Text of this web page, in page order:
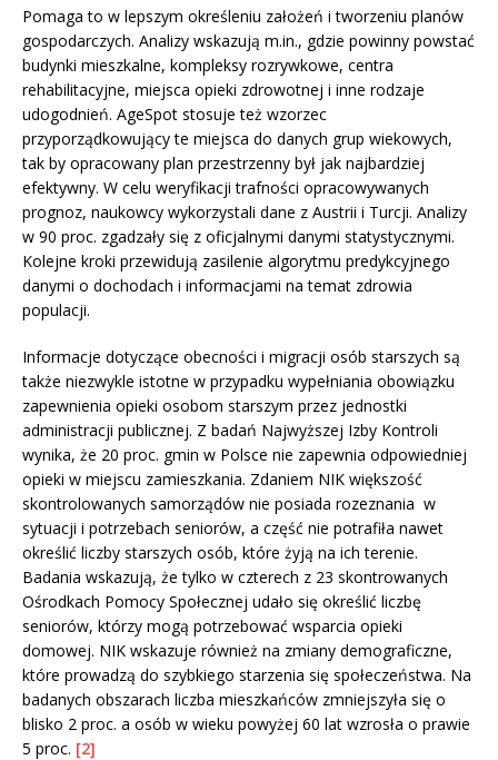
Pomaga to w lepszym określeniu założeń i tworzeniu planów
gospodarczych. Analizy wskazują m.in., gdzie powinny powstać
budynki mieszkalne, kompleksy rozrywkowe, centra
rehabilitacyjne, miejsca opieki zdrowotnej i inne rodzaje
udogodnień. AgeSpot stosuje też wzorzec
przyporządkowujący te miejsca do danych grup wiekowych,
tak by opracowany plan przestrzenny był jak najbardziej
efektywny. W celu weryfikacji trafności opracowywanych
prognoz, naukowcy wykorzystali dane z Austrii i Turcji. Analizy
w 90 proc. zgadzały się z oficjalnymi danymi statystycznymi.
Kolejne kroki przewidują zasilenie algorytmu predykcyjnego
danymi o dochodach i informacjami na temat zdrowia
populacji.
Informacje dotyczące obecności i migracji osób starszych są
także niezwykle istotne w przypadku wypełniania obowiązku
zapewnienia opieki osobom starszym przez jednostki
administracji publicznej. Z badań Najwyższej Izby Kontroli
wynika, że 20 proc. gmin w Polsce nie zapewnia odpowiedniej
opieki w miejscu zamieszkania. Zdaniem NIK większość
skontrolowanych samorządów nie posiada rozeznania w
sytuacji i potrzebach seniorów, a część nie potrafiła nawet
określić liczby starszych osób, które żyją na ich terenie.
Badania wskazują, że tylko w czterech z 23 skontrowanych
Ośrodkach Pomocy Społecznej udało się określić liczbę
seniorów, którzy mogą potrzebować wsparcia opieki
domowej. NIK wskazuje również na zmiany demograficzne,
które prowadzą do szybkiego starzenia się społeczeństwa. Na
badanych obszarach liczba mieszkańców zmniejszyła się o
blisko 2 proc. a osób w wieku powyżej 60 lat wzrosła o prawie
5 proc. [2]